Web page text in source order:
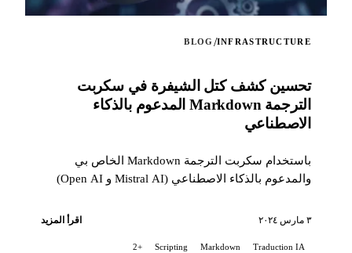
INFRASTRUCTURE
/
BLOG
تحسين كشف كتل الشيفرة في سكربت
الترجمة Markdown المدعوم بالذكاء
الاصطناعي
باستخدام سكربت الترجمة Markdown الخاص بي
والمدعوم بالذكاء الاصطناعي (Mistral AI و Open AI)
GitLab، واجهت مشكلة تتطلب تحسينا دقيقا في معالجة
٣ مارس ٢٠٢٤ اقرأ المزيد
Traduction IA
Markdown
Scripting
+2